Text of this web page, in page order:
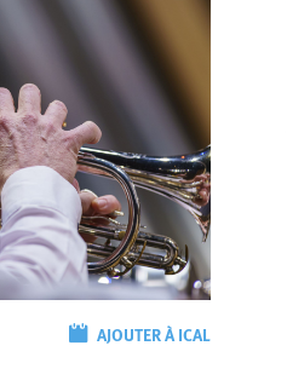
AJOUTER À ICAL